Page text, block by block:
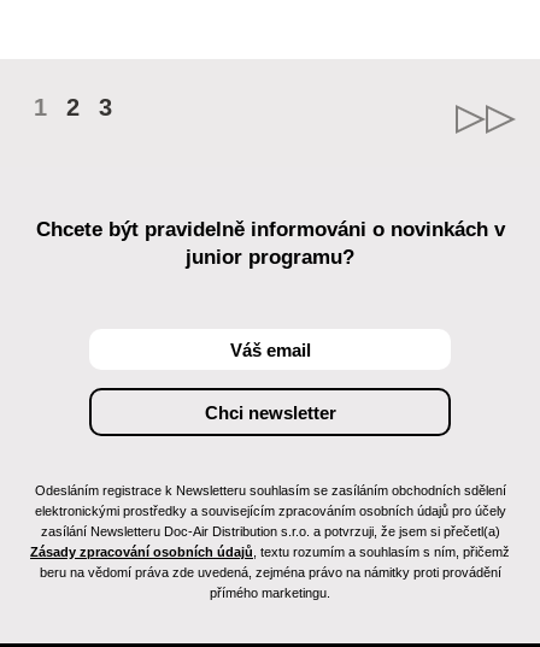
1 2 3
Chcete být pravidelně informováni o novinkách v
junior programu?
Odesláním registrace k Newsletteru souhlasím se zasíláním obchodních sdělení
elektronickými prostředky a souvisejícím zpracováním osobních údajů pro účely
zasílání Newsletteru Doc-Air Distribution s.r.o. a potvrzuji, že jsem si přečetl(a)
Zásady zpracování osobních údajů , textu rozumím a souhlasím s ním, přičemž
beru na vědomí práva zde uvedená, zejména právo na námitky proti provádění
přímého marketingu.